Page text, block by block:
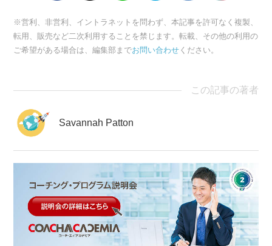
※営利、非営利、イントラネットを問わず、本記事を許可なく複製、
転用、販売など二次利用することを禁じます。転載、その他の利用の
ご希望がある場合は、編集部までお問い合わせ ください。
この記事の著者
Savannah Patton